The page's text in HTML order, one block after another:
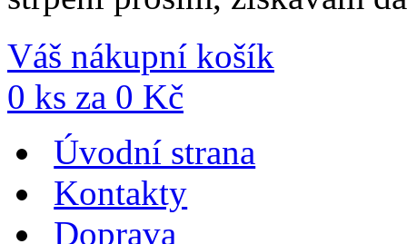
Váš nákupní košík
0 ks za 0 Kč
Úvodní strana
Kontakty
Doprava